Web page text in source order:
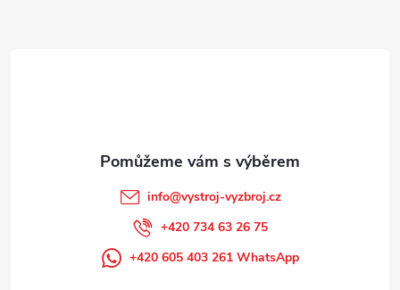
info@vystroj-vyzbroj.cz
+420 734 63 26 75
+420 605 403 261 WhatsApp